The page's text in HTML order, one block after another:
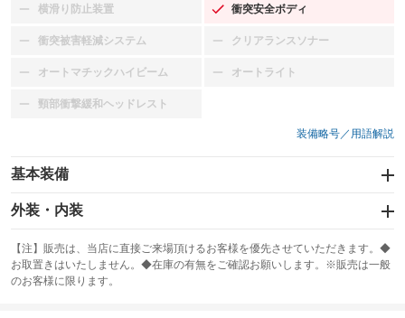
横滑り防止装置
：装備なし 衝突安全ボディ
：装備あり
衝突被害軽減システム
：装備なし クリアランスソナー
：装備なし
オートマチックハイビーム
：装備なし オートライト
：装備なし
頸部衝撃緩和ヘッドレスト
：装備なし
装備略号／用語解説
基本装備
エアバッグ：運転席/助手席
：装備あり
：装備なし
サンルーフ
：装備なし ABS
外装・内装
カーナビ
：装備なし
TV
：装備なし
【注】販売は、当店に直接ご来場頂けるお客様を優先させていただきます。◆
お取置きはいたしません。◆在庫の有無をご確認お願いします。※販売は一般
のお客様に限ります。